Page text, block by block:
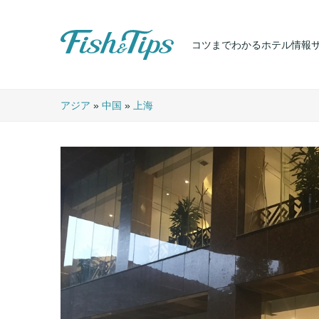
コツまでわかるホテル情報
アジア » 中国 » 上海